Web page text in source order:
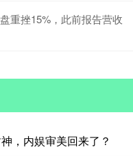
重挫15%，此前报告营收
，内娱审美回来了？